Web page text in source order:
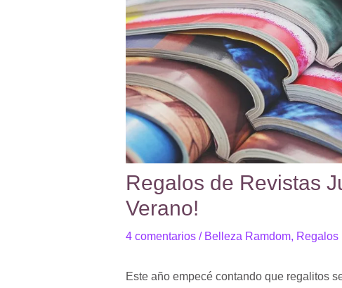
Regalos de Revistas
Verano!
4 comentarios / Belleza Ramdom, Regalos
Este año empecé contando que regalitos